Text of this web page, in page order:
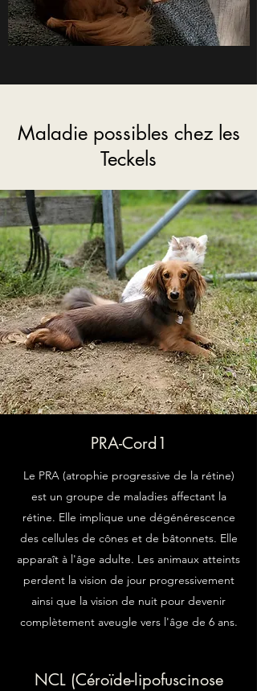
Maladie possibles chez les
Teckels
PRA-Cord1
Le PRA (atrophie progressive de la rétine)
est un groupe de maladies affectant la
rétine. Elle implique une dégénérescence
des cellules de cônes et de bâtonnets. Elle
apparaît à l'âge adulte. Les animaux atteints
perdent la vision de jour progressivement
ainsi que la vision de nuit pour devenir
complètement aveugle vers l'âge de 6 ans.
NCL (Céroïde-lipofuscinose